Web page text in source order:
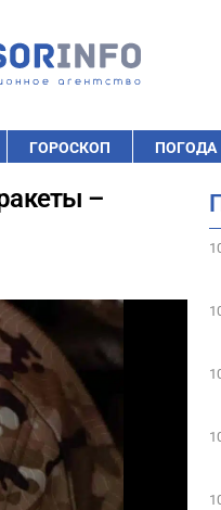
ГОРОСКОП ПОГОДА
–